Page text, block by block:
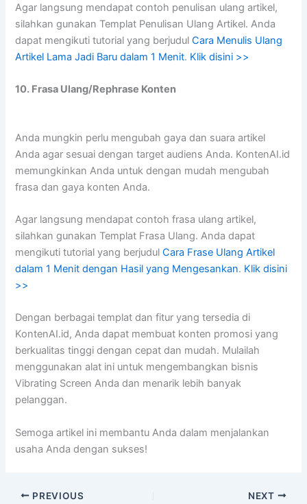
Agar langsung mendapat contoh penulisan ulang artikel,
silahkan gunakan Templat Penulisan Ulang Artikel. Anda
dapat mengikuti tutorial yang berjudulCara Menulis Ulang
Artikel Lama Jadi Baru dalam 1 Menit. Klik disini >>
10. Frasa Ulang/Rephrase Konten
Anda mungkin perlu mengubah gaya dan suara artikel
Anda agar sesuai dengan target audiens Anda. KontenAI.id
memungkinkan Anda untuk dengan mudah mengubah
frasa dan gaya konten Anda.
Agar langsung mendapat contoh frasa ulang artikel,
silahkan gunakan Templat Frasa Ulang. Anda dapat
mengikuti tutorial yang berjudulCara Frase Ulang Artikel
dalam 1 Menit dengan Hasil yang Mengesankan. Klik disini
>>
Dengan berbagai templat dan fitur yang tersedia di
KontenAI.id, Anda dapat membuat konten promosi yang
berkualitas tinggi dengan cepat dan mudah. Mulailah
menggunakan alat ini untuk mengembangkan bisnis
Vibrating Screen Anda dan menarik lebih banyak
pelanggan.
Semoga artikel ini membantu Anda dalam menjalankan
usaha Anda dengan sukses!
PREVIOUS NEXT